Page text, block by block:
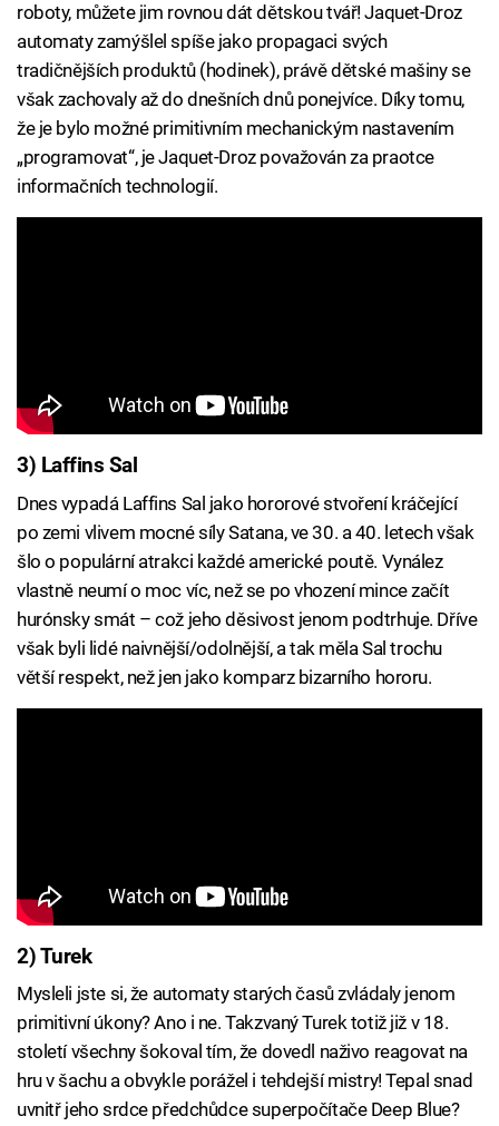
roboty, můžete jim rovnou dát dětskou tvář! Jaquet-Droz
automaty zamýšlel spíše jako propagaci svých
tradičnějších produktů (hodinek), právě dětské mašiny se
však zachovaly až do dnešních dnů ponejvíce. Díky tomu,
že je bylo možné primitivním mechanickým nastavením
„programovat“, je Jaquet-Droz považován za praotce
informačních technologií.
3) Laffins Sal
Dnes vypadá Laffins Sal jako hororové stvoření kráčející
po zemi vlivem mocné síly Satana, ve 30. a 40. letech však
šlo o populární atrakci každé americké poutě. Vynález
vlastně neumí o moc víc, než se po vhození mince začít
hurónsky smát – což jeho děsivost jenom podtrhuje. Dříve
však byli lidé naivnější/odolnější, a tak měla Sal trochu
větší respekt, než jen jako komparz bizarního hororu.
2) Turek
Mysleli jste si, že automaty starých časů zvládaly jenom
primitivní úkony? Ano i ne. Takzvaný Turek totiž již v 18.
století všechny šokoval tím, že dovedl naživo reagovat na
hru v šachu a obvykle porážel i tehdejší mistry! Tepal snad
uvnitř jeho srdce předchůdce superpočítače Deep Blue?